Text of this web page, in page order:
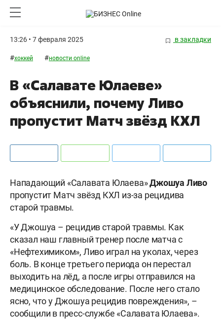
13:26 • 7 февраля 2025 в закладки
#хоккей #новости online
В «Салавате Юлаеве»
объяснили, почему Ливо
пропустит Матч звёзд КХЛ
Нападающий «Салавата Юлаева»Джошуа Ливо
пропустит Матч звёзд КХЛ из-за рецидива
старой травмы.
«У Джошуа – рецидив старой травмы. Как
сказал наш главный тренер после матча с
«Нефтехимиком», Ливо играл на уколах, через
боль. В конце третьего периода он перестал
выходить на лёд, а после игры отправился на
медицинское обследование. После него стало
ясно, что у Джошуа рецидив повреждения», –
сообщили в пресс-службе «Салавата Юлаева».